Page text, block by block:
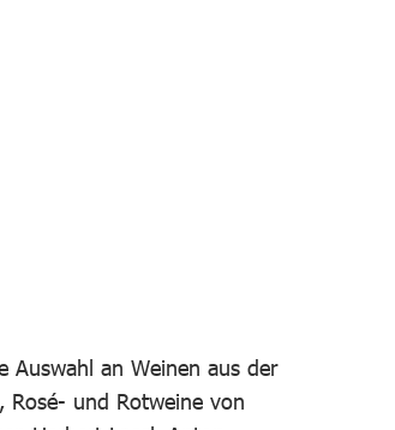
Auswahl an Weinen aus der
Rosé- und Rotweine von